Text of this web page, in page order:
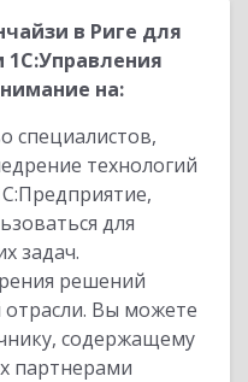
в Риге для
на:
специалистов,
технологий
для
задач.
решений
Вы можете
содержащему
партнерами